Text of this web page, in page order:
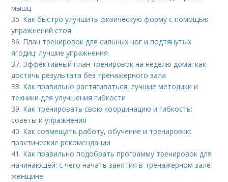
мышц
35. Как быстро улучшить физическую форму с помощью
упражнений стоя
36. План тренировок для сильных ног и подтянутых
ягодиц: лучшие упражнения
37. Эффективный план тренировок на неделю дома: как
достичь результата без тренажерного зала
38. Как правильно растягиваться: лучшие методики и
техники для улучшения гибкости
39. Как тренировать свою координацию и гибкость:
советы и упражнения
40. Как совмещать работу, обучение и тренировки:
практические рекомендации
41. Как правильно подобрать программу тренировок для
начинающей: с чего начать занятия в тренажерном зале
женщине